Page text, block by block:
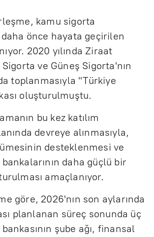
kamu sigorta
önce hayata geçirilen
2020 yılında Ziraat
ve Güneş Sigorta'nın
toplanmasıyla "Türkiye
oluşturulmuştu.
bu kez katılım
devreye alınmasıyla,
desteklenmesi ve
bankalarının daha güçlü bir
amaçlanıyor.
göre, 2026'nın son aylarında
planlanan süreç sonunda üç
şube ağı, finansal